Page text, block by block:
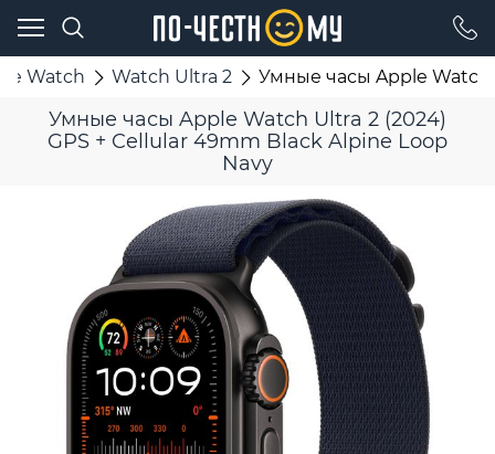
Watch Watch Ultra 2 Умные часы Apple Watch
Умные часы Apple Watch Ultra 2 (2024)
GPS + Cellular 49mm Black Alpine Loop
Navy